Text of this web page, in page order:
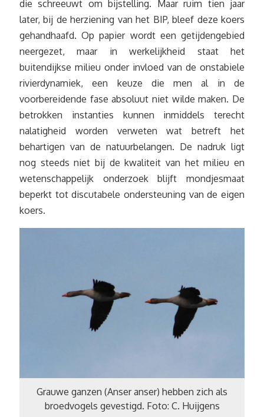
die schreeuwt om bijstelling. Maar ruim tien jaar
later, bij de herziening van het BIP, bleef deze koers
gehandhaafd. Op papier wordt een getijdengebied
neergezet, maar in werkelijkheid staat het
buitendijkse milieu onder invloed van de onstabiele
rivierdynamiek, een keuze die men al in de
voorbereidende fase absoluut niet wilde maken. De
betrokken instanties kunnen inmiddels terecht
nalatigheid worden verweten wat betreft het
behartigen van de natuurbelangen. De nadruk ligt
nog steeds niet bij de kwaliteit van het milieu en
wetenschappelijk onderzoek blijft mondjesmaat
beperkt tot discutabele ondersteuning van de eigen
koers.
Grauwe ganzen (Anser anser) hebben zich als
broedvogels gevestigd. Foto: C. Huijgens